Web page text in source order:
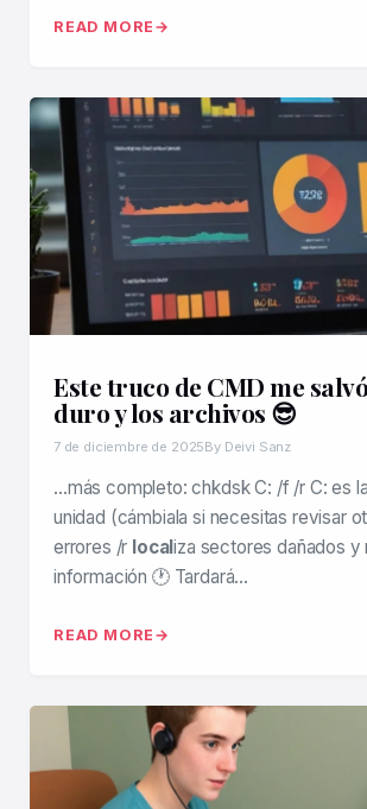
READ MORE
Este truco de CMD me
duro y los archivos 😎
7 de diciembre de 2025By Deivi Sanz
…más completo: chkdsk C: /f /r C: es
unidad (cámbiala si necesitas revisar
errores /r localiza sectores dañados y
información 🕐 Tardará…
READ MORE